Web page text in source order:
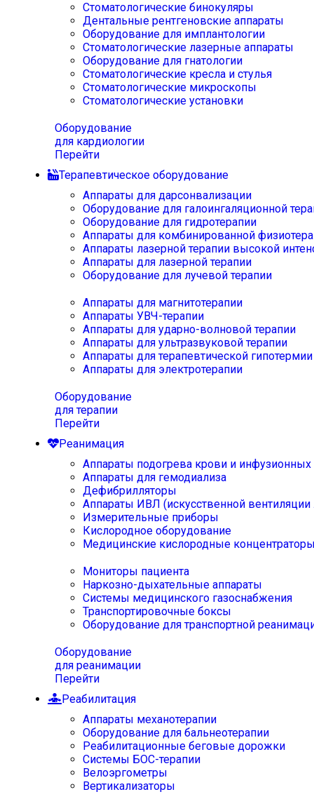
Стоматологические бинокуляры
Дентальные рентгеновские аппараты
Оборудование для имплантологии
Стоматологические лазерные аппараты
Оборудование для гнатологии
Стоматологические кресла и стулья
Стоматологические микроскопы
Стоматологические установки
Оборудование
для кардиологии
Перейти
Терапевтическое оборудование
Аппараты для дарсонвализации
Оборудование для галоингаляционной
Оборудование для гидротерапии
Аппараты для комбинированной
Аппараты лазерной терапии высокой
Аппараты для лазерной терапии
Оборудование для лучевой терапии
Аппараты для магнитотерапии
Аппараты УВЧ-терапии
Аппараты для ударно-волновой терапии
Аппараты для ультразвуковой терапии
Аппараты для терапевтической
Аппараты для электротерапии
Оборудование
для терапии
Перейти
Реанимация
Аппараты подогрева крови и инфузионных
Аппараты для гемодиализа
Дефибрилляторы
Аппараты ИВЛ (искусственной вентиляции
Измерительные приборы
Кислородное оборудование
Медицинские кислородные
Мониторы пациента
Наркозно-дыхательные аппараты
Системы медицинского газоснабжения
Транспортировочные боксы
Оборудование для транспортной
Оборудование
для реанимации
Перейти
Реабилитация
Аппараты механотерапии
Оборудование для бальнеотерапии
Реабилитационные беговые дорожки
Системы БОС-терапии
Велоэргометры
Вертикализаторы